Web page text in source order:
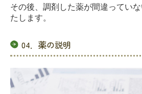
その後、調剤した薬が間違ってい
たします。
04．薬の説明